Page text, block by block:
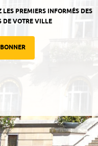
PREMIERS INFORMÉS DES
DE VOTRE VILLE